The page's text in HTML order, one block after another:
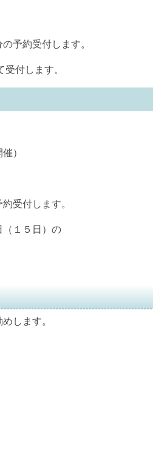
約受付します。
します。
）
受付します。
５日）の
します。